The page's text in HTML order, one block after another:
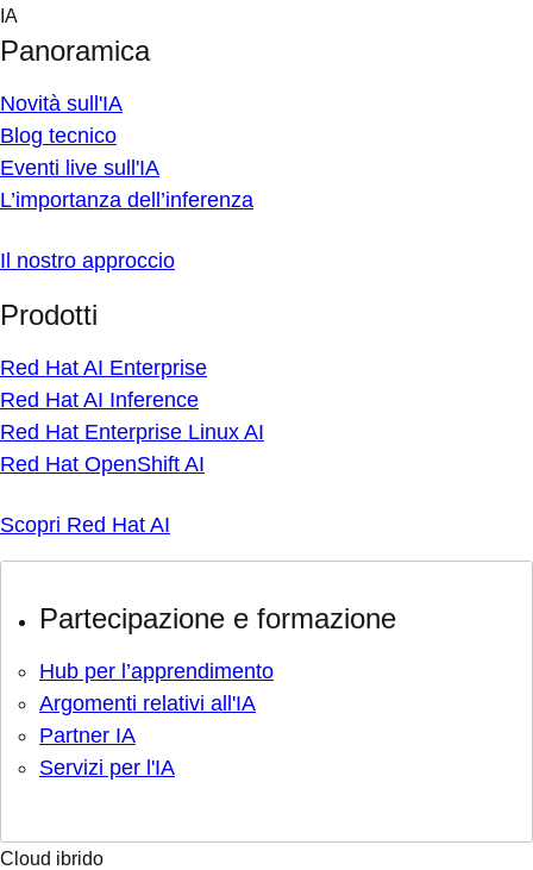
Skip
content
IA
Panoramica
Novità sull'IA
Blog tecnico
Eventi live sull'IA
L’importanza dell’inferenza
Il nostro approccio
Prodotti
Red Hat AI Enterprise
Red Hat AI Inference
Red Hat Enterprise Linux AI
Red Hat OpenShift AI
Scopri Red Hat AI
Partecipazione e formazione
Hub per l’apprendimento
Argomenti relativi all'IA
Partner IA
Servizi per l'IA
Cloud ibrido